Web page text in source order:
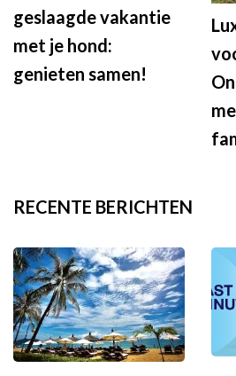
geslaagde vakantie
met je hond:
genieten samen!
RECENTE BERICHTEN